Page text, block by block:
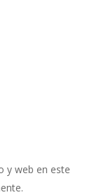
y web en este